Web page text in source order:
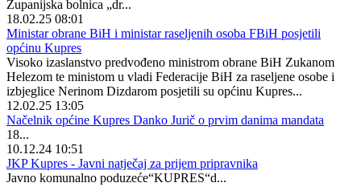
Županijska bolnica „dr...
18.02.25 08:01
Ministar obrane BiH i ministar raseljenih osoba FBiH posjetili
općinu Kupres
Visoko izaslanstvo predvođeno ministrom obrane BiH Zukanom
Helezom te ministom u vladi Federacije BiH za raseljene osobe i
izbjeglice Nerinom Dizdarom posjetili su općinu Kupres...
12.02.25 13:05
Načelnik općine Kupres Danko Jurič o prvim danima mandata
18...
10.12.24 10:51
JKP Kupres - Javni natječaj za prijem pripravnika
Javno komunalno poduzeće“KUPRES“d...